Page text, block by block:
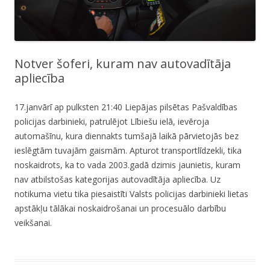
Notver šoferi, kuram nav autovadītāja
apliecība
17.janvārī ap pulksten 21:40 Liepājas pilsētas Pašvaldības
policijas darbinieki, patrulējot Lībiešu ielā, ievēroja
automašīnu, kura diennakts tumšajā laikā pārvietojās bez
ieslēgtām tuvajām gaismām. Apturot transportlīdzekli, tika
noskaidrots, ka to vada 2003.gadā dzimis jaunietis, kuram
nav atbilstošas kategorijas autovadītāja apliecība. Uz
notikuma vietu tika piesaistīti Valsts policijas darbinieki lietas
apstākļu tālākai noskaidrošanai un procesuālo darbību
veikšanai.